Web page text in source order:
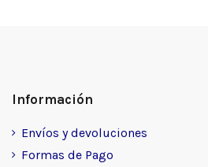
Información
Envíos y devoluciones
Formas de Pago